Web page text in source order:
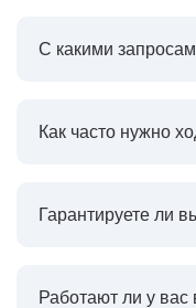
С какими
Как часто нужно
Гарантируете ли
Работают ли у вас